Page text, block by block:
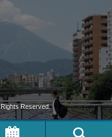
Reserved.